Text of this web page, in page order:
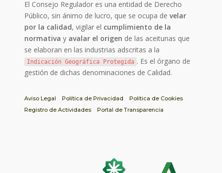
El Consejo Regulador es una entidad de Derecho
Público, sin ánimo de lucro, que se ocupa develar
por la calidad, vigilar el cumplimiento de la
normativa y avalar el origen de las aceitunas que
se elaboran en las industrias adscritas a la
Indicación Geográfica Protegida . Es el órgano de
gestión de dichas denominaciones de Calidad.
Aviso Legal Política de Privacidad
Política de Cookies
Registro de Actividades
Portal de Transparencia